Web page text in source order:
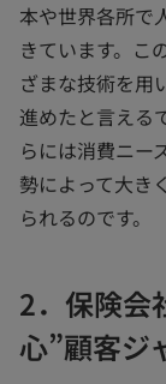
本や世界各所で
きています。こ
ざまな技術を用
進めたと言える
らには消費ニー
勢によって大き
られるのです。
2．保険会
心”顧客ジ